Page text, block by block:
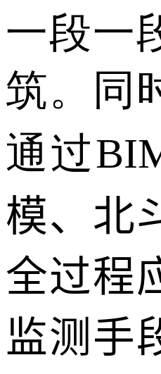
一段一
筑。同
通过
模、北
全过程
监测手